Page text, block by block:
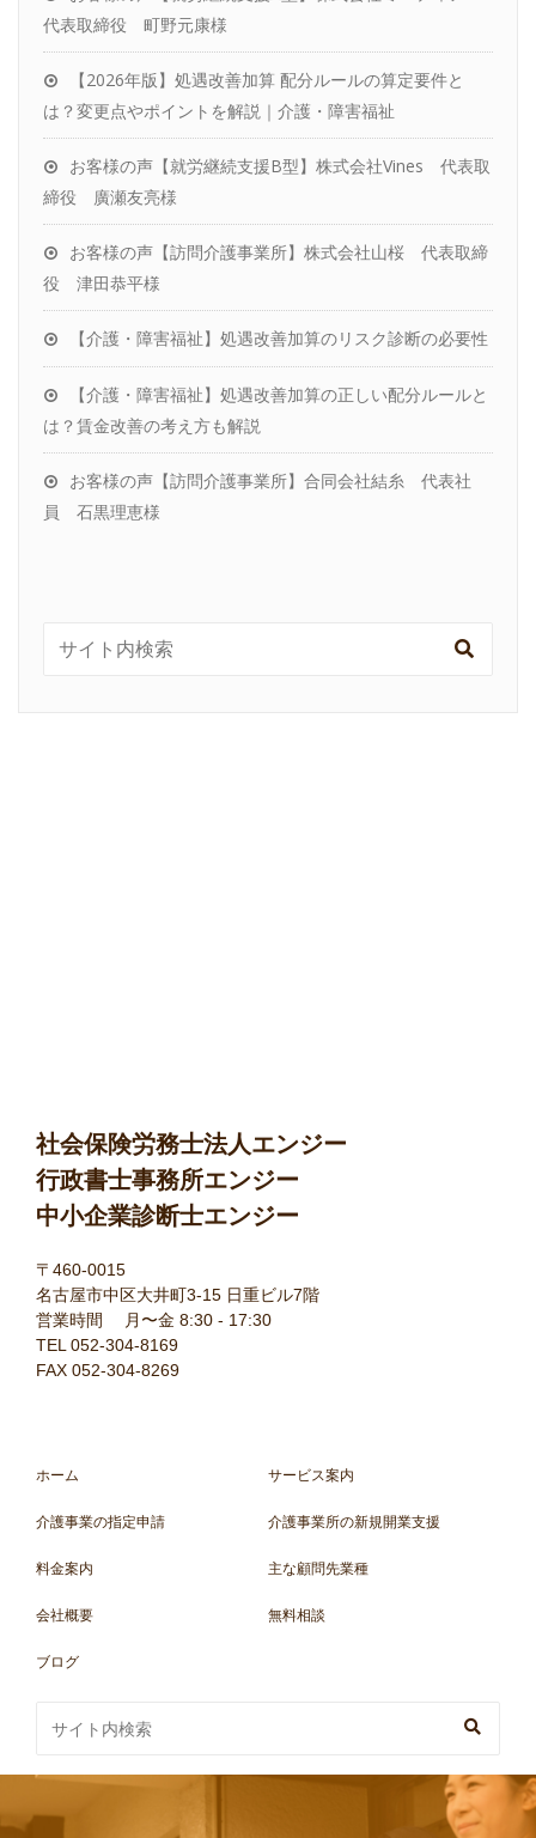
代表取締役 町野元康様
【2026年版】処遇改善加算 配分ルールの算定要件と
は？変更点やポイントを解説｜介護・障害福祉
お客様の声【就労継続支援B型】株式会社Vines 代表取
締役 廣瀬友亮様
お客様の声【訪問介護事業所】株式会社山桜 代表取締
役 津田恭平様
【介護・障害福祉】処遇改善加算のリスク診断の必要性
【介護・障害福祉】処遇改善加算の正しい配分ルールと
は？賃金改善の考え方も解説
お客様の声【訪問介護事業所】合同会社結糸 代表社
員 石黒理恵様
社会保険労務士法人エンジー
行政書士事務所エンジー
中小企業診断士エンジー
〒460-0015
名古屋市中区大井町3-15 日重ビル7階
営業時間 月〜金 8:30 - 17:30
TEL 052-304-8169
FAX 052-304-8269
ホーム サービス案内
介護事業の指定申請 介護事業所の新規開業支援
料金案内 主な顧問先業種
会社概要 無料相談
ブログ